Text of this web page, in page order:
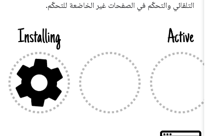
التلقائي والتحكّم في الصفحات غير الخاضعة للتحكّم.